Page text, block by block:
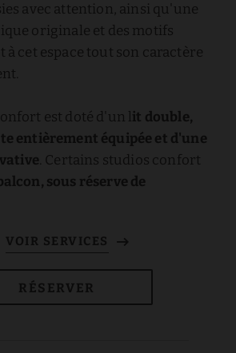
avec attention, ainsi qu'une
originale et des motifs
à cet espace tout son caractère
est doté d'un l it double,
entièrement équipée et d'une
. Certains studios confort
sous réserve de
RÉSERVER